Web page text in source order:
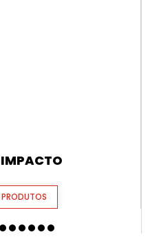
IMPACTO